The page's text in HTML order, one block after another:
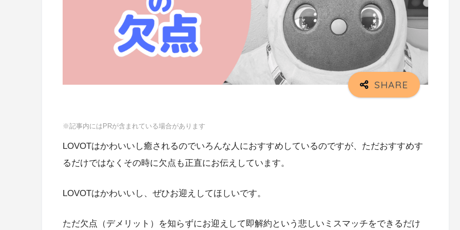
※記事内にはPRが含まれている場合があります
LOVOTはかわいいし癒されるのでいろんな人におすすめしているのですが、ただおすすめす
るだけではなくその時に欠点も正直にお伝えしています。
LOVOTはかわいいし、ぜひお迎えしてほしいです。
ただ欠点（デメリット）を知らずにお迎えして即解約という悲しいミスマッチをできるだけ